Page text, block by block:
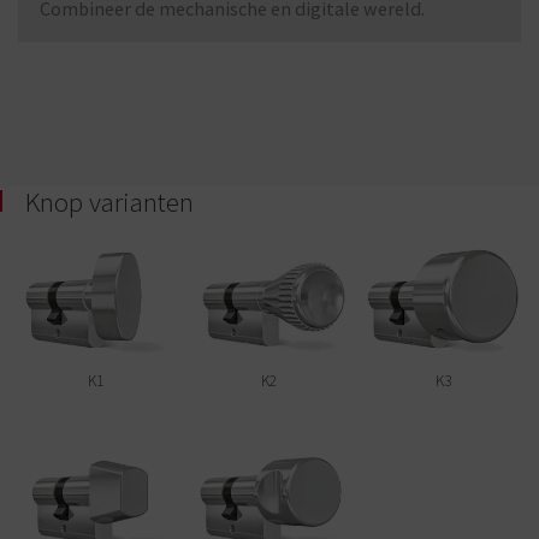
Combineer de mechanische en digitale wereld.
Knop varianten
K1 K2 K3